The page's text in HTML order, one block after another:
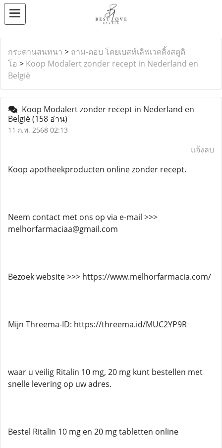
กระดานสนทนา > ถาม-ตอบ โดยเบสท์เลิฟเวดดิ้งสตูดิ
โอ > Koop Modalert zonder recept in Nederland en
België
Koop Modalert zonder recept in Nederland en
België(158 อ่าน)
11 ก.พ. 2568 02:13
แจ้งลบ
Koop apotheekproducten online zonder recept.
Neem contact met ons op via e-mail >>>
melhorfarmaciaa@gmail.com
Bezoek website >>> https://www.melhorfarmacia.com/
Mijn Threema-ID: https://threema.id/MUC2YP9R
waar u veilig Ritalin 10 mg, 20 mg kunt bestellen met
snelle levering op uw adres.
Bestel Ritalin 10 mg en 20 mg tabletten online